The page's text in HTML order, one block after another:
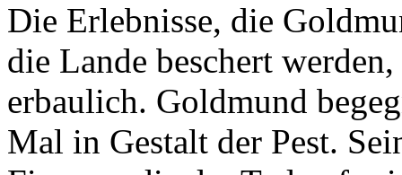
Die Erlebnisse, die
die Lande beschert
erbaulich. Goldmund
Mal in Gestalt der Pest.